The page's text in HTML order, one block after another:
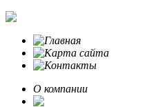
О компании